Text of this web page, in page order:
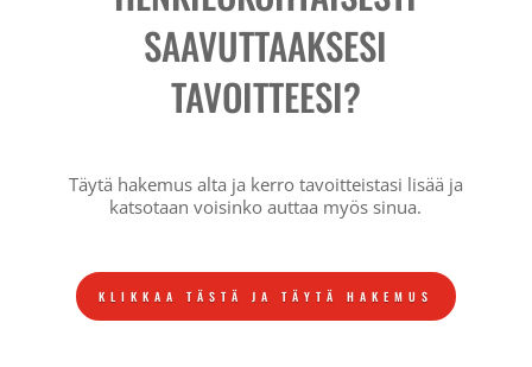
SAAVUTTAAKSESI
TAVOITTEESI?
Täytä hakemus alta ja kerro tavoitteistasi lisää ja
katsotaan voisinko auttaa myös sinua.
KLIKKAA TÄSTÄ JA TÄYTÄ HAKEMUS